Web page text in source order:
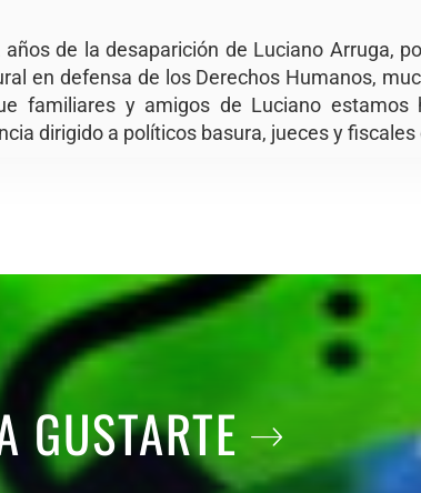
de la desaparición de Luciano Arruga,
en defensa de los Derechos Humanos,
familiares y amigos de Luciano
dirigido a políticos basura, jueces y
GUSTARTE